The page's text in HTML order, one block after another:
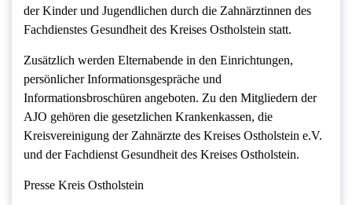
der Kinder und Jugendlichen durch die Zahnärztinnen des
Fachdienstes Gesundheit des Kreises Ostholstein statt.
Zusätzlich werden Elternabende in den Einrichtungen,
persönlicher Informationsgespräche und
Informationsbroschüren angeboten. Zu den Mitgliedern der
AJO gehören die gesetzlichen Krankenkassen, die
Kreisvereinigung der Zahnärzte des Kreises Ostholstein e.V.
und der Fachdienst Gesundheit des Kreises Ostholstein.
Presse Kreis Ostholstein